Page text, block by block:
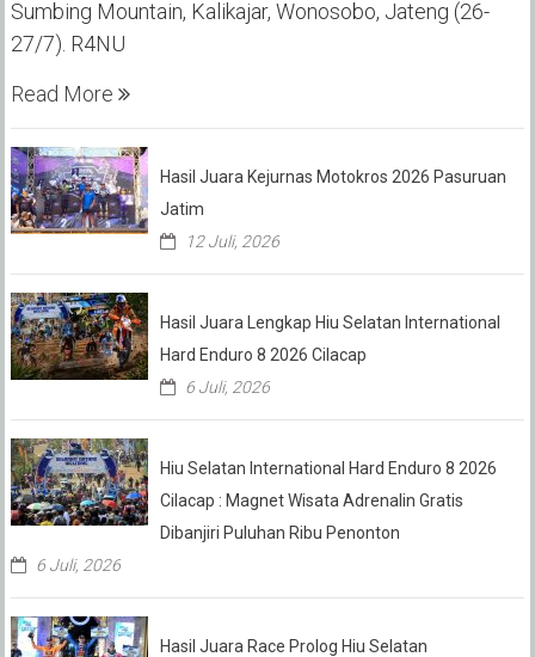
Sumbing Mountain, Kalikajar, Wonosobo, Jateng (26-
27/7). R4NU
Read More
Hasil Juara Kejurnas Motokros 2026 Pasuruan
Jatim
12 Juli, 2026
Hasil Juara Lengkap Hiu Selatan International
Hard Enduro 8 2026 Cilacap
6 Juli, 2026
Hiu Selatan International Hard Enduro 8 2026
Cilacap : Magnet Wisata Adrenalin Gratis
Dibanjiri Puluhan Ribu Penonton
6 Juli, 2026
Hasil Juara Race Prolog Hiu Selatan